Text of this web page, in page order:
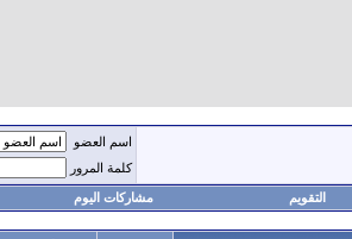
اسم العضو
كلمة المرور
التقويم مشاركات اليوم